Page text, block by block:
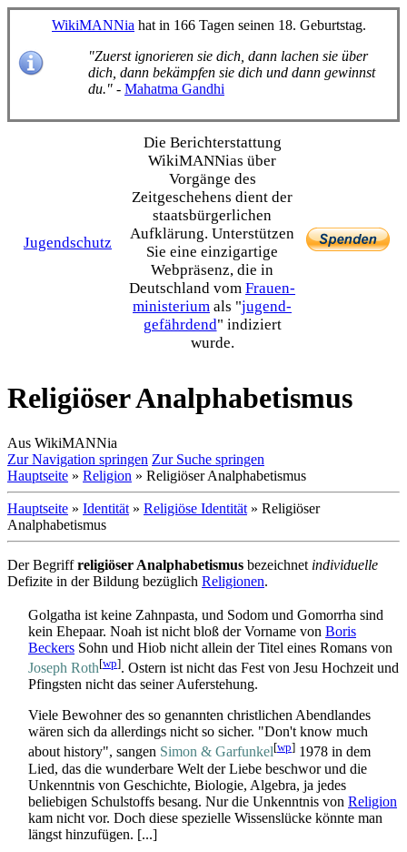
WikiMANNia hat in 166 Tagen seinen 18. Geburtstag.
"Zuerst ignorieren sie dich, dann lachen sie über
dich, dann bekämpfen sie dich und dann gewinnst
du." - Mahatma Gandhi
Jugendschutz
Die Bericht­erstattung
WikiMANNias über
Vorgänge des
Zeitgeschehens dient der
staats­bürgerlichen
Aufklärung. Unterstützen
Sie eine einzig­artige
Webpräsenz, die in
Deutschland vom Frauen­
ministerium als "jugend­
gefährdend" indiziert
wurde.
Religiöser Analphabetismus
Aus WikiMANNia
Zur Navigation springen Zur Suche springen
Hauptseite » Religion » Religiöser Analphabetismus
Hauptseite » Identität » Religiöse Identität » Religiöser
Analphabetismus
Der Begriffreligiöser Analphabetismus bezeichnet individuelle
Defizite in der Bildung bezüglich Religionen.
Golgatha ist keine Zahnpasta, und Sodom und Gomorrha sind
kein Ehepaar. Noah ist nicht bloß der Vorname von Boris
Beckers Sohn und Hiob nicht allein der Titel eines Romans von
Joseph Roth[wp]. Ostern ist nicht das Fest von Jesu Hochzeit und
Pfingsten nicht das seiner Auferstehung.
Viele Bewohner des so genannten christlichen Abendlandes
wären sich da allerdings nicht so sicher. "Don't know much
about history", sangen Simon & Garfunkel[wp] 1978 in dem
Lied, das die wunderbare Welt der Liebe beschwor und die
Unkenntnis von Geschichte, Biologie, Algebra, ja jedes
beliebigen Schulstoffs besang. Nur die Unkenntnis von Religion
kam nicht vor. Doch diese spezielle Wissenslücke könnte man
längst hinzufügen. [...]